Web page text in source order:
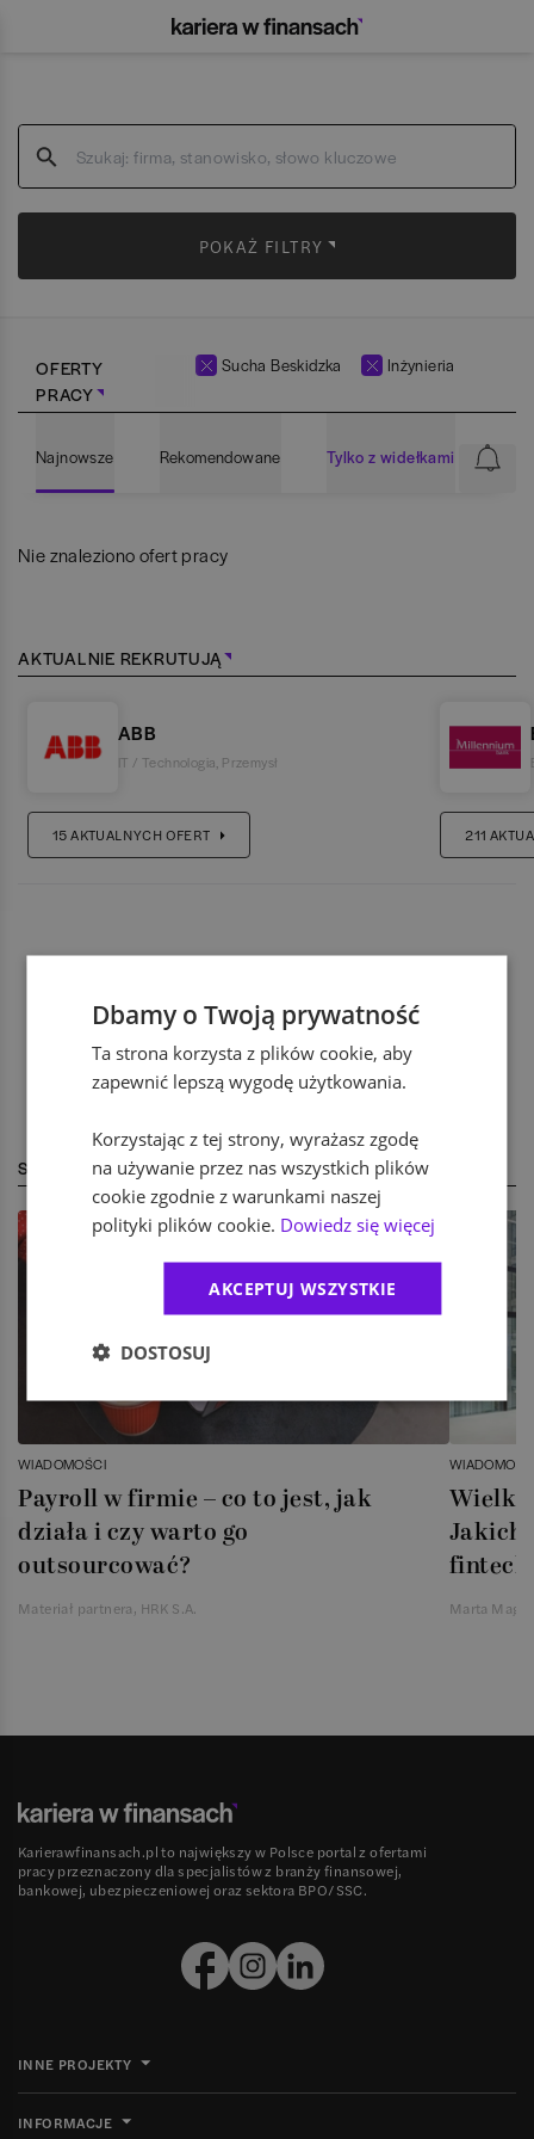
POKAŻ FILTRY
OFERTY
PRACY
Sucha Beskidzka Inżynieria
Najnowsze Rekomendowane Tylko z widełkami
Nie znaleziono ofert pracy
AKTUALNIE REKRUTUJĄ
ABB
IT / Technologia Przemysł
15AKTUALNYCH OFERT 211
STREFA EKSPERTA
WIADOMOŚCI
Payroll w firmie – co to jest, jak
działa i czy warto go
outsourcować?
Materiał partnera, HRK S.A.
Jakich
Marta
Karierawfinansach.pl to największy w Polsce portal z ofertami
pracy przeznaczony dla specjalistów z branży finansowej,
bankowej, ubezpieczeniowej oraz sektora BPO/SSC.
INNE PROJEKTY
INFORMACJE
Dbamy o Twoją prywatność
Ta strona korzysta z plików cookie, aby
zapewnić lepszą wygodę użytkowania.
Korzystając z tej strony, wyrażasz zgodę
na używanie przez nas wszystkich plików
cookie zgodnie z warunkami naszej
polityki plików cookie. Dowiedz się więcej
AKCEPTUJ WSZYSTKIE
DOSTOSUJ